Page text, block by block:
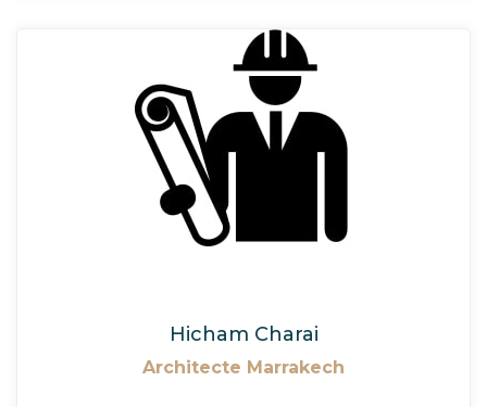
Hicham Charai
Architecte Marrakech